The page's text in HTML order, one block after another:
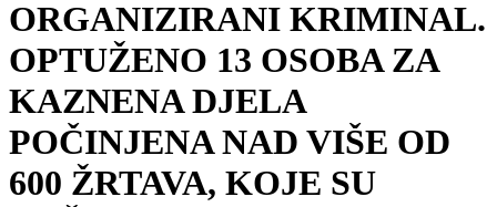
ORGANIZIRANI KRIMINAL.
OPTUŽENO 13 OSOBA ZA
KAZNENA DJELA
POČINJENA NAD VIŠE OD
600 ŽRTAVA, KOJE SU